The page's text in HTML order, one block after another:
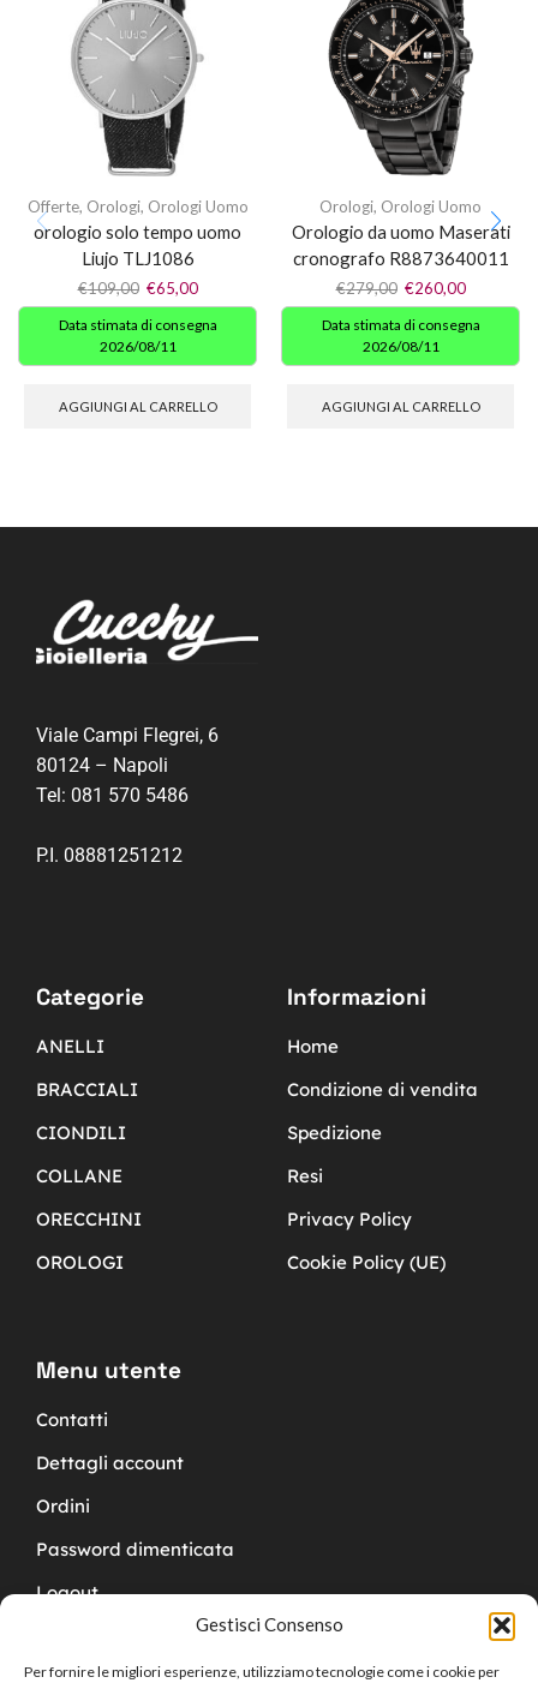
Gestisci Consenso
Per fornire le migliori esperienze, utilizziamo tecnologie come i cookie per
Offerte, Orologi, Orologi Uomo
orologio solo tempo uomo
Liujo TLJ1086
€109,00 €65,00
Data stimata di consegna
2026/08/11
AGGIUNGI AL CARRELLO
Orologi, Orologi Uomo
Orologio da uomo Maserati
cronografo R8873640011
€279,00 €260,00
Data stimata di consegna
2026/08/11
AGGIUNGI AL CARRELLO
Viale Campi Flegrei, 6
80124 – Napoli
Tel: 081 570 5486
P.I. 08881251212
Categorie
ANELLI
BRACCIALI
CIONDILI
COLLANE
ORECCHINI
OROLOGI
Informazioni
Home
Condizione di vendita
Spedizione
Resi
Privacy Policy
Cookie Policy (UE)
Menu utente
Contatti
Dettagli account
Ordini
Password dimenticata
Logout